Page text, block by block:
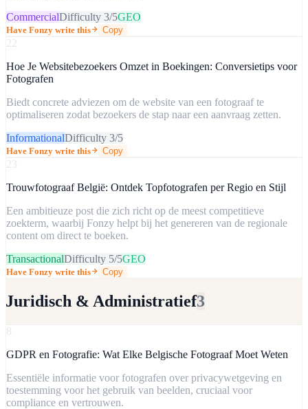
CommercialDifficulty 3/5GEO
Have Fonzy write this Copy
22
Hoe Je Websitebezoekers Omzet in Boekingen: Conversietips voor
Fotografen
Biedt concrete adviezen om de website van een fotograaf te
optimaliseren zodat bezoekers de stap naar een aanvraag zetten.
InformationalDifficulty 3/5
Have Fonzy write this Copy
23
Trouwfotograaf België: Ontdek Topfotografen per Regio en Stijl
Een ambitieuze post die zich richt op de meest competitieve
zoekterm, waarbij Fonzy helpt bij het genereren van de regionale
content om direct te boeken.
TransactionalDifficulty 5/5GEO
Have Fonzy write this Copy
Juridisch & Administratief3
8
GDPR en Fotografie: Wat Elke Belgische Fotograaf Moet Weten
Essentiële informatie voor fotografen over privacywetgeving en
toestemming voor het gebruik van beelden, cruciaal voor
compliance en vertrouwen.